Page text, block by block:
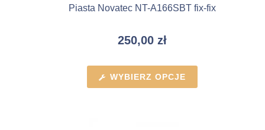
Piasta Novatec NT-A166SBT fix-fix
250,00 zł
WYBIERZ OPCJE